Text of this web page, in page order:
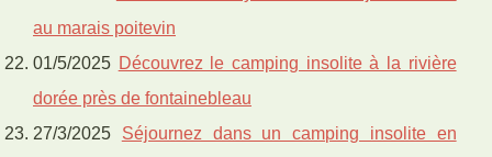
au marais poitevin
01/5/2025 Découvrez le camping insolite à la rivière
dorée près de fontainebleau
27/3/2025 Séjournez dans un camping insolite en